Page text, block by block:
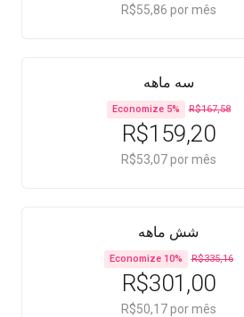
R$55,86 por mês
سه ماهه
R$167,58
Economize 5%
R$159,20
R$53,07 por mês
شش ماهه
R$335,16
Economize 10%
R$301,00
R$50,17 por mês